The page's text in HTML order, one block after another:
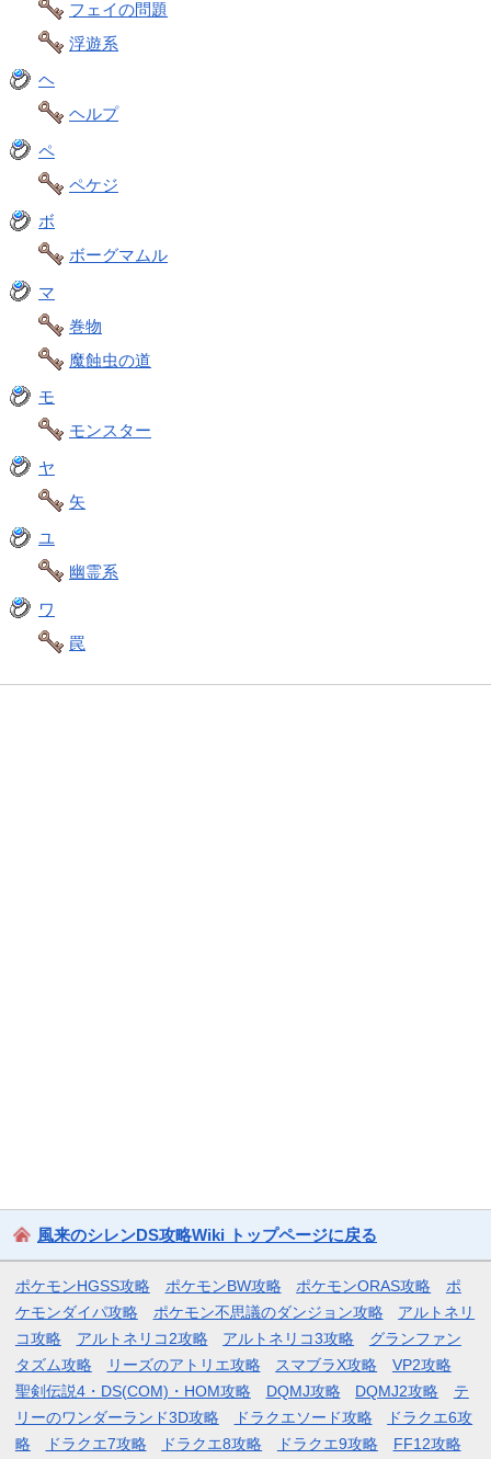
フェイの問題
浮遊系
ヘ
ヘルプ
ペ
ペケジ
ボ
ボーグマムル
マ
巻物
魔蝕虫の道
モ
モンスター
ヤ
矢
ユ
幽霊系
ワ
罠
風来のシレンDS攻略Wiki トップページに戻る
ポケモンHGSS攻略 ポケモンBW攻略 ポケモンORAS攻略
ポ
ケモンダイパ攻略
ポケモン不思議のダンジョン攻略
アルトネリ
コ攻略
アルトネリコ2攻略 アルトネリコ3攻略
グランファン
タズム攻略
リーズのアトリエ攻略 スマブラX攻略
VP2攻略
聖剣伝説4・DS(COM)・HOM攻略
DQMJ攻略 DQMJ2攻略
テ
リーのワンダーランド3D攻略
ドラクエソード攻略
ドラクエ6攻
略
ドラクエ7攻略 ドラクエ8攻略 ドラクエ9攻略 FF12攻略